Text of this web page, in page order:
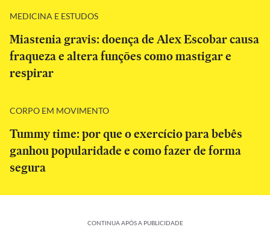
MEDICINA E ESTUDOS
Miastenia gravis: doença de Alex Escobar causa
fraqueza e altera funções como mastigar e
respirar
CORPO EM MOVIMENTO
Tummy time: por que o exercício para bebês
ganhou popularidade e como fazer de forma
segura
CONTINUA APÓS A PUBLICIDADE